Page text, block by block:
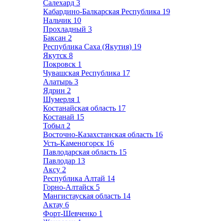
Салехард 3
Кабардино-Балкарская Республика 19
Нальчик 10
Прохладный 3
Баксан 2
Республика Саха (Якутия) 19
Якутск 8
Покровск 1
Чувашская Республика 17
Алатырь 3
Ядрин 2
Шумерля 1
Костанайская область 17
Костанай 15
Тобыл 2
Восточно-Казахстанская область 16
Усть-Каменогорск 16
Павлодарская область 15
Павлодар 13
Аксу 2
Республика Алтай 14
Горно-Алтайск 5
Мангистауская область 14
Актау 6
Форт-Шевченко 1